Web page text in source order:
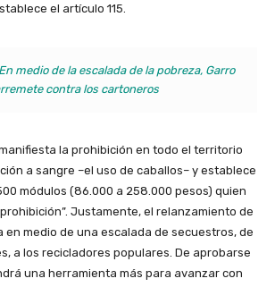
el artículo 115.
En medio de la escalada de la pobreza, Garro
contra los cartoneros
la prohibición en todo el territorio
a sangre –el uso de caballos– y establece
módulos (86.000 a 258.000 pesos) quien
Justamente, el relanzamiento de
en medio de una escalada de secuestros, de
a los recicladores populares. De aprobarse
una herramienta más para avanzar con